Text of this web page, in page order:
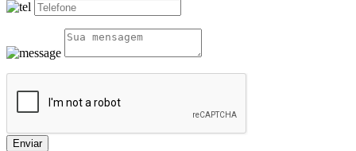
Enviar